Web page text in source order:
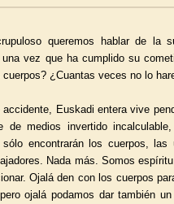
queremos hablar de la
vez que ha cumplido su
¿Cuantas veces no lo
Euskadi entera vive
de medios invertido
sólo encontrarán los cuerpos,
Nada más. Somos
Ojalá den con los cuerpos
ojalá podamos dar también